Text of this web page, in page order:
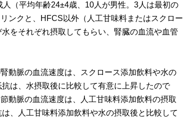
（平均年齢24±4歳、10人が男性。3人は最初の
ンクと、HFCS以外（人工甘味料またはスクロー
をそれぞれ摂取してもらい、腎臓の血流や血管
動脈の血流速度は、スクロース添加飲料や水の
は、水摂取後に比較して有意に上昇したので
動脈の血流速度は、人工甘味料添加飲料の摂取
、人工甘味料添加飲料や水の摂取後と比較して